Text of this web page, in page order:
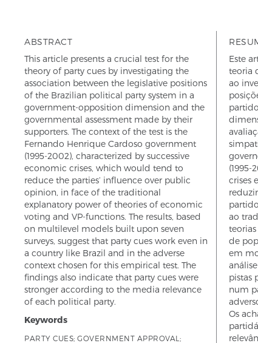
ABSTRACT
This article presents a crucial test for the
theory of party cues by investigating the
association between the legislative positions
of the Brazilian political party system in a
government-opposition dimension and the
governmental assessment made by their
supporters. The context of the test is the
Fernando Henrique Cardoso government
(1995-2002), characterized by successive
economic crises, which would tend to
reduce the parties’ influence over public
opinion, in face of the traditional
explanatory power of theories of economic
voting and VP-functions. The results, based
on multilevel models built upon seven
surveys, suggest that party cues work even in
a country like Brazil and in the adverse
context chosen for this empirical test. The
findings also indicate that party cues were
stronger according to the media relevance
of each political party.
Keywords
PARTY CUES; GOVERNMENT APPROVAL;
Este
teoria
ao
(1995-
crises
ao
de
em
pistas
num
Os